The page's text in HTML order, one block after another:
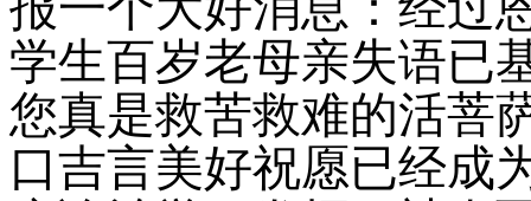
学生百岁老母亲失语已
您真是救苦救难的活菩
口吉言美好祝愿已经成